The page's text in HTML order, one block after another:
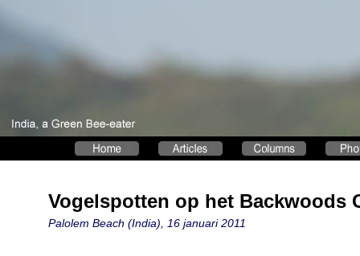
Vogelspotten op het Backwoods
Palolem Beach (India), 16 januari 2011